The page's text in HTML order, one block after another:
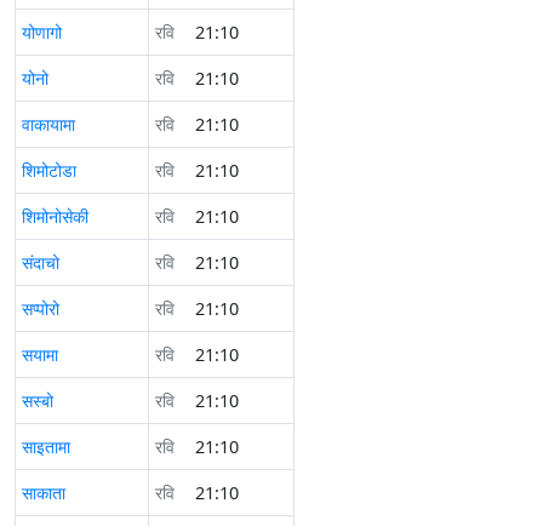
योणागो
रवि
21:10
योनो
रवि
21:10
वाकायामा
रवि
21:10
शिमोटोडा
रवि
21:10
शिमोनोसेकी
रवि
21:10
संदाचो
रवि
21:10
सप्पोरो
रवि
21:10
सयामा
रवि
21:10
सस्बो
रवि
21:10
साइतामा
रवि
21:10
साकाता
रवि
21:10